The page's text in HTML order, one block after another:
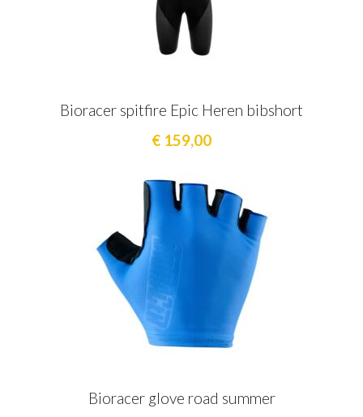
Bioracer spitfire Epic Heren bibshort
€ 159,00
Bioracer glove road summer